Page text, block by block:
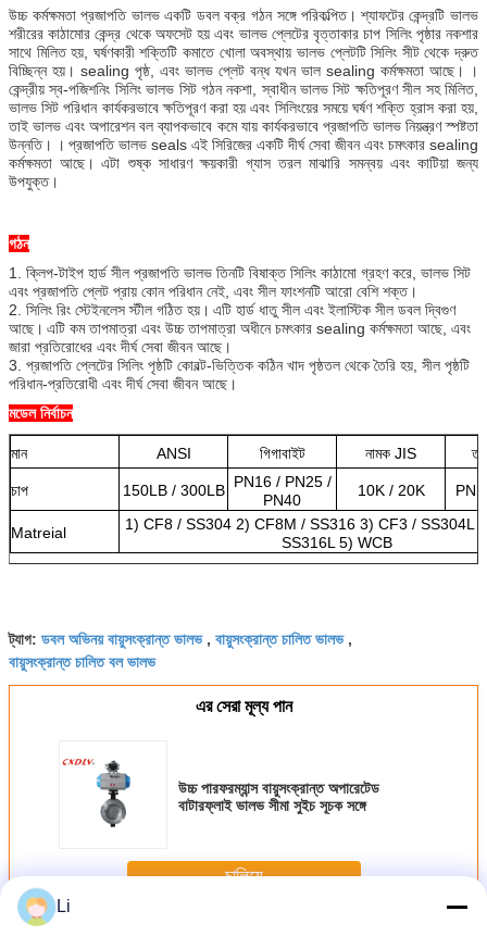
উচ্চ কর্মক্ষমতা প্রজাপতি ভালভ একটি ডবল বক্র গঠন সঙ্গে পরিকল্পিত। শ্যাফটের কেন্দ্রটি ভালভ
শরীরের কাঠামোর কেন্দ্র থেকে অফসেট হয় এবং ভালভ প্লেটের বৃত্তাকার চাপ সিলিং পৃষ্ঠার নকশার
সাথে মিলিত হয়, ঘর্ষণকারী শক্তিটি কমাতে খোলা অবস্থায় ভালভ প্লেটটি সিলিং সীট থেকে দ্রুত
বিচ্ছিন্ন হয়। sealing পৃষ্ঠ, এবং ভালভ প্লেট বন্ধ যখন ভাল sealing কর্মক্ষমতা আছে।
।
কেন্দ্রীয় স্ব-পজিশনিং সিলিং ভালভ সিট গঠন নকশা, স্বাধীন ভালভ সিট ক্ষতিপূরণ সীল সহ মিলিত,
ভালভ সিট পরিধান কার্যকরভাবে ক্ষতিপূরণ করা হয় এবং সিলিংয়ের সময়ে ঘর্ষণ শক্তি হ্রাস করা হয়,
তাই ভালভ এবং অপারেশন বল ব্যাপকভাবে কমে যায় কার্যকরভাবে প্রজাপতি ভালভ নিয়ন্ত্রণ স্পষ্টতা
উন্নতি।
। প্রজাপতি ভালভ seals এই সিরিজের একটি দীর্ঘ সেবা জীবন এবং চমৎকার sealing
কর্মক্ষমতা আছে। এটা শুষ্ক সাধারণ ক্ষয়কারী গ্যাস তরল মাঝারি সমন্বয় এবং কাটিয়া জন্য
উপযুক্ত।
গঠন
1. ক্লিপ-টাইপ হার্ড সীল প্রজাপতি ভালভ তিনটি বিষাক্ত সিলিং কাঠামো গ্রহণ করে, ভালভ সিট
এবং প্রজাপতি প্লেট প্রায় কোন পরিধান নেই, এবং সীল ফাংশনটি আরো বেশি শক্ত।
2. সিলিং রিং স্টেইনলেস স্টীল গঠিত হয়। এটি হার্ড ধাতু সীল এবং ইলাস্টিক সীল ডবল দ্বিগুণ
আছে। এটি কম তাপমাত্রা এবং উচ্চ তাপমাত্রা অধীনে চমৎকার sealing কর্মক্ষমতা আছে, এবং
জারা প্রতিরোধের এবং দীর্ঘ সেবা জীবন আছে।
3. প্রজাপতি প্লেটের সিলিং পৃষ্ঠটি কোবল্ট-ভিত্তিক কঠিন খাদ পৃষ্ঠতল থেকে তৈরি হয়, সীল পৃষ্ঠটি
পরিধান-প্রতিরোধী এবং দীর্ঘ সেবা জীবন আছে।
মডেল নির্বাচন
মান ANSI গিগাবাইট নামক JIS
চাপ 150LB / 300LB PN16 / PN25 /
PN40
10K / 20K
Matreial
1) CF8 / SS304 2) CF8M / SS316 3) CF3 / SS304L
SS316L 5) WCB
ট্যাগ: ডবল অভিনয় বায়ুসংক্রান্ত ভালভ, বায়ুসংক্রান্ত চালিত ভালভ,
বায়ুসংক্রান্ত চালিত বল ভালভ
এর সেরা মূল্য পান
উচ্চ পারফরম্যান্স বায়ুসংক্রান্ত অপারেটেড
বাটারফ্লাই ভালভ সীমা সুইচ সূচক সঙ্গে
চালিয়ে
Li